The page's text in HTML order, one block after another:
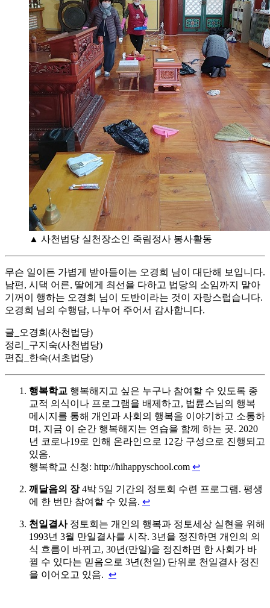
▲ 사천법당 실천장소인 죽림정사 봉사활동
무슨 일이든 가볍게 받아들이는 오경희 님이 대단해 보입니다.
남편, 시댁 어른, 딸에게 최선을 다하고 법당의 소임까지 맡아
기꺼이 행하는 오경희 님이 도반이라는 것이 자랑스럽습니다.
오경희 님의 수행담, 나누어 주어서 감사합니다.
글_오경희(사천법당)
정리_구지숙(사천법당)
편집_한숙(서초법당)
행복학교 행복해지고 싶은 누구나 참여할 수 있도록 종
교적 의식이나 프로그램을 배제하고, 법륜스님의 행복
메시지를 통해 개인과 사회의 행복을 이야기하고 소통하
며, 지금 이 순간 행복해지는 연습을 함께 하는 곳. 2020
년 코로나19로 인해 온라인으로 12강 구성으로 진행되고
있음.
행복학교 신청: http://hihappyschool.com ↩
깨달음의 장4박 5일 기간의 정토회 수련 프로그램. 평생
에 한 번만 참여할 수 있음. ↩
천일결사정토회는 개인의 행복과 정토세상 실현을 위해
1993년 3월 만일결사를 시작. 3년을 정진하면 개인의 의
식 흐름이 바뀌고, 30년(만일)을 정진하면 한 사회가 바
뀔 수 있다는 믿음으로 3년(천일) 단위로 천일결사 정진
을 이어오고 있음. ↩